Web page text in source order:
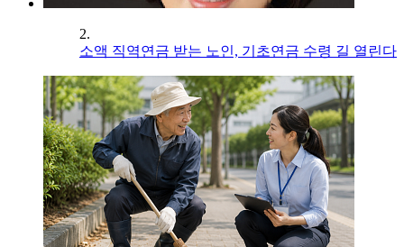
2.
소액 직역연금 받는 노인, 기초연금 수령 길 열린다